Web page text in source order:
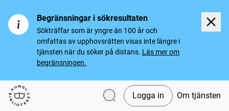
Begränsningar i sökresultaten
Sökträffar som är yngre än 100 år och
omfattas av upphovsrätten visas inte längre i
tjänsten när du söker på distans. Läs mer om
begränsningen.
Svenska tidningar
Logga in Om tjänsten